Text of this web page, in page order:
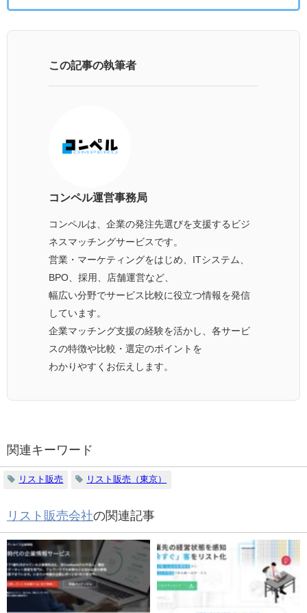
この記事の執筆者
コンペル運営事務局
コンペルは、企業の発注先選びを支援するビジ
ネスマッチングサービスです。
営業・マーケティングをはじめ、ITシステム、
BPO、採用、店舗運営など、
幅広い分野でサービス比較に役立つ情報を発信
しています。
企業マッチング支援の経験を活かし、各サービ
スの特徴や比較・選定のポイントを
わかりやすくお伝えします。
関連キーワード
リスト販売 リスト販売（東京）
リスト販売会社の関連記事